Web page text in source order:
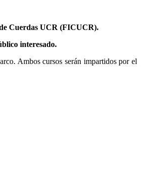
Cuerdas UCR (FICUCR).
interesado.
Ambos cursos serán impartidos por el